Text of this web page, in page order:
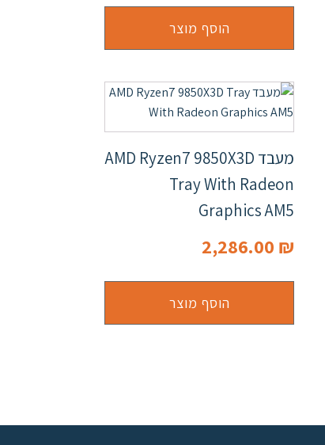
הוסף מוצר
מעבד AMD Ryzen7 9850X3D
Tray With Radeon
Graphics AM5
2,286.00 ₪
הוסף מוצר